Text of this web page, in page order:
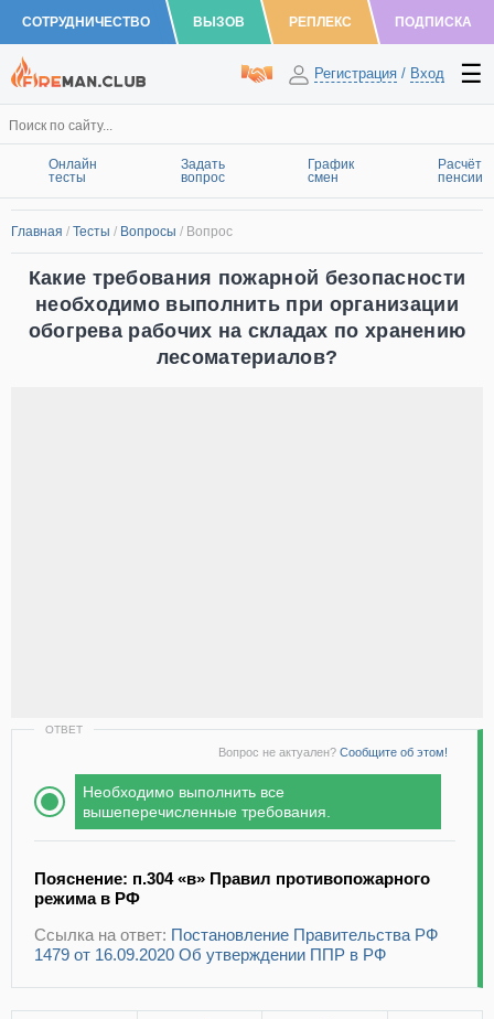
СОТРУДНИЧЕСТВО ВЫЗОВ РЕПЛЕКС ПОДПИСКА
Регистрация / Вход
Онлайн
тесты
Задать
вопрос
График
смен
Расчёт
пенсии
Главная / Тесты / Вопросы / Вопрос
Какие требования пожарной безопасности
необходимо выполнить при организации
обогрева рабочих на складах по хранению
лесоматериалов?
ОТВЕТ
Вопрос не актуален? Сообщите об этом!
Необходимо выполнить все
вышеперечисленные требования.
Пояснение: п.304 «в» Правил противопожарного
режима в РФ
Ссылка на ответ: Постановление Правительства РФ
1479 от 16.09.2020 Об утверждении ППР в РФ